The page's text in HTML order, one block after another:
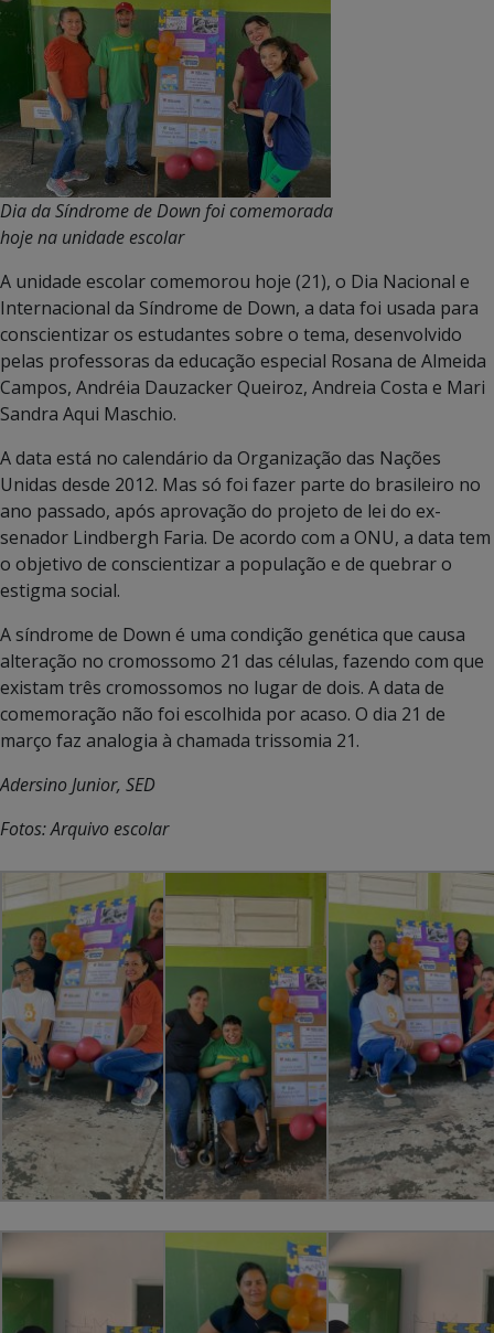
Dia da Síndrome de Down foi comemorada
hoje na unidade escolar
A unidade escolar comemorou hoje (21), o Dia Nacional e
Internacional da Síndrome de Down, a data foi usada para
conscientizar os estudantes sobre o tema, desenvolvido
pelas professoras da educação especial Rosana de Almeida
Campos, Andréia Dauzacker Queiroz, Andreia Costa e Mari
Sandra Aqui Maschio.
A data está no calendário da Organização das Nações
Unidas desde 2012. Mas só foi fazer parte do brasileiro no
ano passado, após aprovação do projeto de lei do ex-
senador Lindbergh Faria. De acordo com a ONU, a data tem
o objetivo de conscientizar a população e de quebrar o
estigma social.
A síndrome de Down é uma condição genética que causa
alteração no cromossomo 21 das células, fazendo com que
existam três cromossomos no lugar de dois. A data de
comemoração não foi escolhida por acaso. O dia 21 de
março faz analogia à chamada trissomia 21.
Adersino Junior, SED
Fotos: Arquivo escolar